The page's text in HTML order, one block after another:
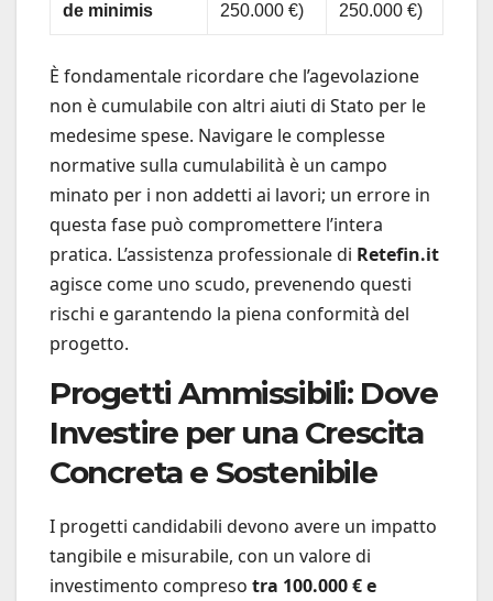
de minimis
250.000 €)
250.000 €)
È fondamentale ricordare che l’agevolazione
non è cumulabile con altri aiuti di Stato per le
medesime spese. Navigare le complesse
normative sulla cumulabilità è un campo
minato per i non addetti ai lavori; un errore in
questa fase può compromettere l’intera
pratica. L’assistenza professionale di Retefin.it
agisce come uno scudo, prevenendo questi
rischi e garantendo la piena conformità del
progetto.
Progetti Ammissibili: Dove
Investire per una Crescita
Concreta e Sostenibile
I progetti candidabili devono avere un impatto
tangibile e misurabile, con un valore di
investimento compreso tra 100.000 € e